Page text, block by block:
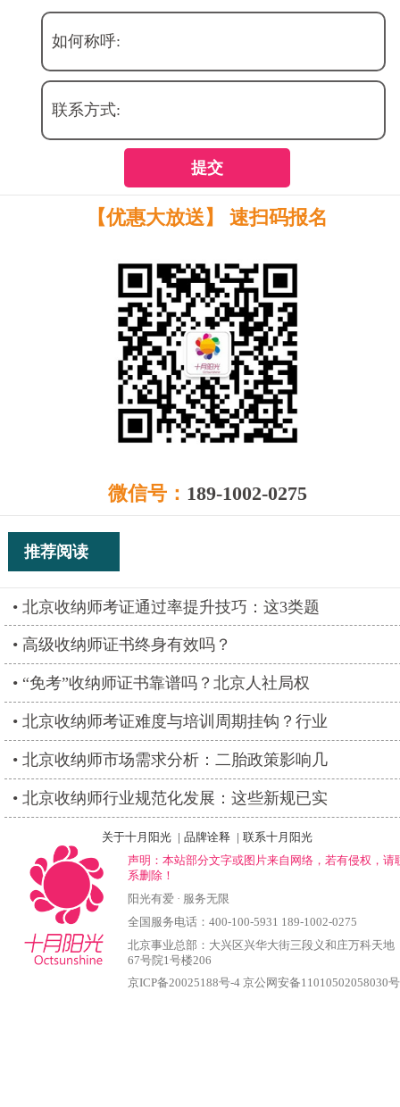
如何称呼:
联系方式:
提交
【优惠大放送】 速扫码报名
微信号： 189-1002-0275
推荐阅读
北京收纳师考证通过率提升技巧：这3类题
高级收纳师证书终身有效吗？
“免考”收纳师证书靠谱吗？北京人社局权
北京收纳师考证难度与培训周期挂钩？行业
北京收纳师市场需求分析：二胎政策影响几
北京收纳师行业规范化发展：这些新规已实
关于十月阳光 | 品牌诠释 | 联系十月阳光
声明：本站部分文字或图片来自网络，若有侵权，请
系删除！
阳光有爱 · 服务无限
全国服务电话：400-100-5931 189-1002-0275
北京事业总部：大兴区兴华大街三段义和庄万科天地
67号院1号楼206
京ICP备20025188号-4 京公网安备11010502058030号